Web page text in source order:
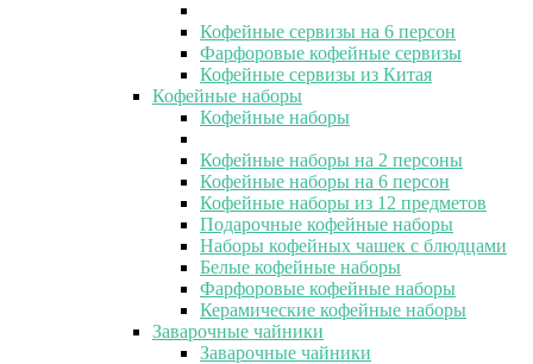
Кофейные сервизы на 6 персон
Фарфоровые кофейные сервизы
Кофейные сервизы из Китая
Кофейные наборы
Кофейные наборы
Кофейные наборы на 2 персоны
Кофейные наборы на 6 персон
Кофейные наборы из 12 предметов
Подарочные кофейные наборы
Наборы кофейных чашек с блюдцами
Белые кофейные наборы
Фарфоровые кофейные наборы
Керамические кофейные наборы
Заварочные чайники
Заварочные чайники